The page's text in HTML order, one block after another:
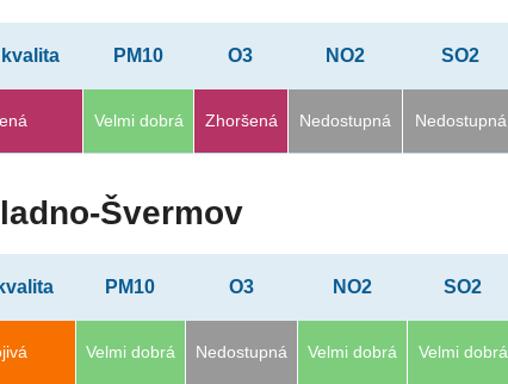
PM10 O3 NO2 SO2
Velmi dobrá Zhoršená Nedostupná Nedostupná
Švermov
PM10 O3 NO2 SO2
Velmi dobrá Nedostupná Velmi dobrá Velmi dobrá